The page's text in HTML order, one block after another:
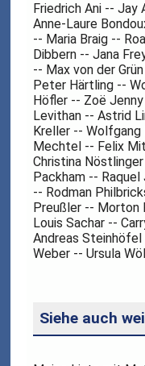
Friedrich Ani -- Jay
Anne-Laure
-- Maria Braig --
Dibbern -- Jana
-- Max von der
Peter Härtling --
Höfler -- Zoë
Levithan -- Astrid
Kreller -- Wolfgang
Mechtel -- Felix
Christina
Packham --
-- Rodman
Preußler -- Morton
Louis Sachar --
Andreas
Weber -- Ursula
Siehe auch